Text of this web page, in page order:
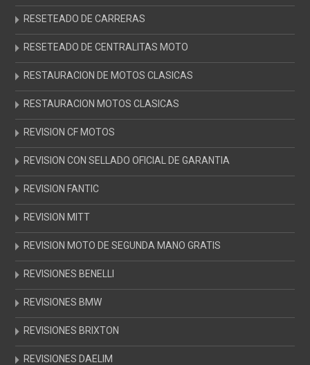
RESETEADO DE CARRERAS
RESETEADO DE CENTRALITAS MOTO
RESTAURACION DE MOTOS CLASICAS
RESTAURACION MOTOS CLASICAS
REVISION CF MOTOS
REVISION CON SELLADO OFICIAL DE GARANTIA
REVISION FANTIC
REVISION MITT
REVISION MOTO DE SEGUNDA MANO GRATIS
REVISIONES BENELLI
REVISIONES BMW
REVISIONES BRIXTON
REVISIONES DAELIM